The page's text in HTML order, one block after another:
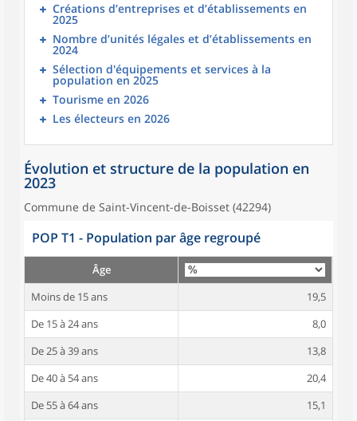
Créations d’entreprises et d’établissements en
2025
Nombre d’unités légales et d’établissements en
2024
Sélection d'équipements et services à la
population en 2025
Tourisme en 2026
Les électeurs en 2026
Évolution et structure de la population en
2023
Commune de Saint-Vincent-de-Boisset (42294)
POP T1 - Population par âge regroupé
Âge
Moins de 15 ans
19,5
De 15 à 24 ans
8,0
De 25 à 39 ans
13,8
De 40 à 54 ans
20,4
De 55 à 64 ans
15,1